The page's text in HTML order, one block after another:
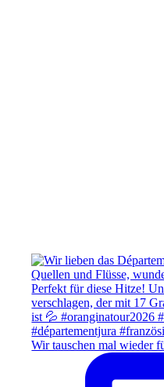
Wir tauschen mal wieder